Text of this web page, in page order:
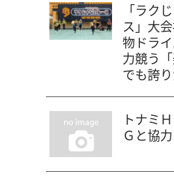
「ラク
ス」大
物ドラ
力競う
でも誇
トナミ
Ｇと協